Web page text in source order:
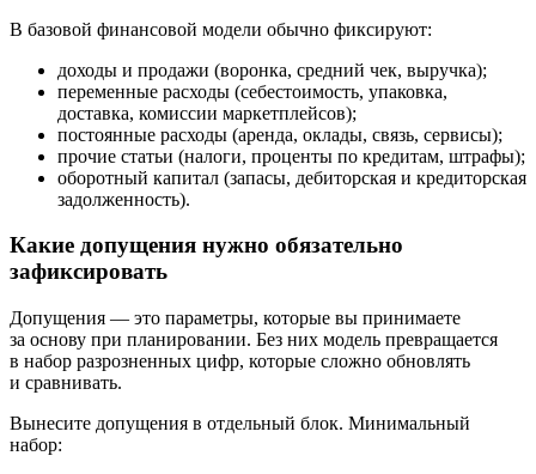
В базовой финансовой модели обычно фиксируют:
доходы и продажи (воронка, средний чек, выручка);
переменные расходы (себестоимость, упаковка,
доставка, комиссии маркетплейсов);
постоянные расходы (аренда, оклады, связь, сервисы);
прочие статьи (налоги, проценты по кредитам, штрафы);
оборотный капитал (запасы, дебиторская и кредиторская
задолженность).
Какие допущения нужно обязательно
зафиксировать
Допущения — это параметры, которые вы принимаете
за основу при планировании. Без них модель превращается
в набор разрозненных цифр, которые сложно обновлять
и сравнивать.
Вынесите допущения в отдельный блок. Минимальный
набор: